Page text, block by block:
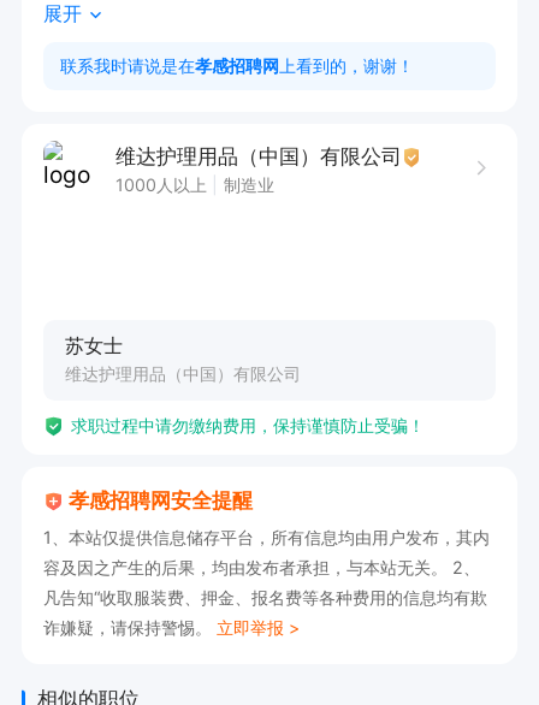
任职要求：
1、高中或中专及以上学历；
能力、实验操作能力；
展开
联系我时请说是在孝感招聘网 上看到的，谢谢！
维达护理用品（中国）有限公司
1000人以上 制造业
苏女士
维达护理用品（中国）有限公司
求职过程中请勿缴纳费用，保持谨慎防止受骗！
孝感招聘网安全提醒
1、本站仅提供信息储存平台，所有信息均由用户发布，其内
容及因之产生的后果，均由发布者承担，与本站无关。 2、
凡告知“收取服装费、押金、报名费等各种费用的信息均有欺
诈嫌疑，请保持警惕。 立即举报 >
相似的职位